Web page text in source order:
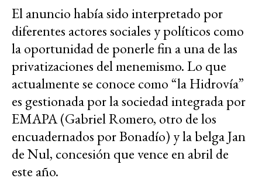
El anuncio había sido interpretado por
diferentes actores sociales y políticos como
la oportunidad de ponerle fin a una de las
privatizaciones del menemismo. Lo que
actualmente se conoce como “la Hidrovía”
es gestionada por la sociedad integrada por
EMAPA (Gabriel Romero, otro de los
encuadernados por Bonadío) y la belga Jan
de Nul, concesión que vence en abril de
este año.